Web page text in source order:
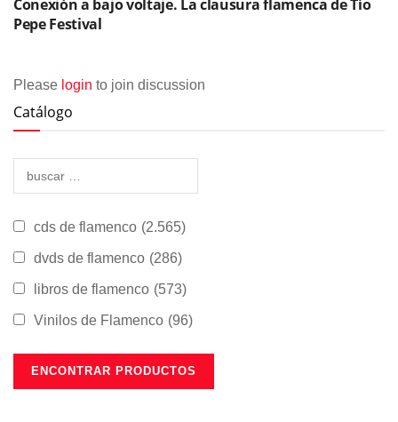
Conexión a bajo voltaje. La clausura flamenca de Tío
Pepe Festival
Please login to join discussion
Catálogo
cds de flamenco (2.565)
dvds de flamenco (286)
libros de flamenco (573)
Vinilos de Flamenco (96)